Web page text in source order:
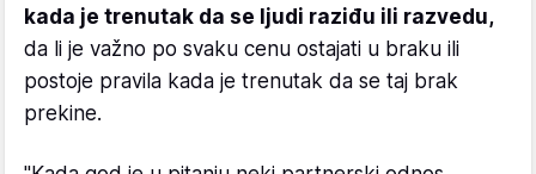
kada je trenutak da se ljudi raziđu ili razvedu,
da li je važno po svaku cenu ostajati u braku ili
postoje pravila kada je trenutak da se taj brak
prekine.